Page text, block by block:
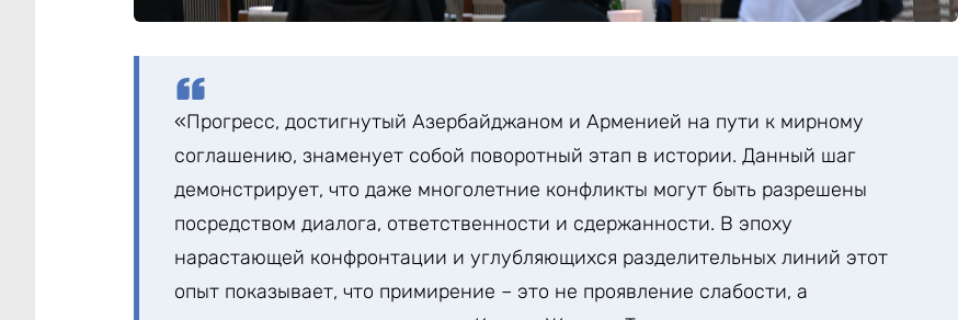
«Прогресс, достигнутый Азербайджаном и Арменией на пути к мирному
соглашению, знаменует собой поворотный этап в истории. Данный шаг
демонстрирует, что даже многолетние конфликты могут быть разрешены
посредством диалога, ответственности и сдержанности. В эпоху
нарастающей конфронтации и углубляющихся разделительных линий этот
опыт показывает, что примирение – это не проявление слабости, а